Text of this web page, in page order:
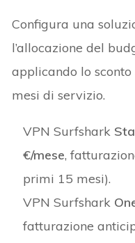
Configura una
l’allocazione del
applicando lo
mesi di servizio.
VPN Surfshark
€/mese,
primi 15 mesi).
VPN Surfshark
fatturazione